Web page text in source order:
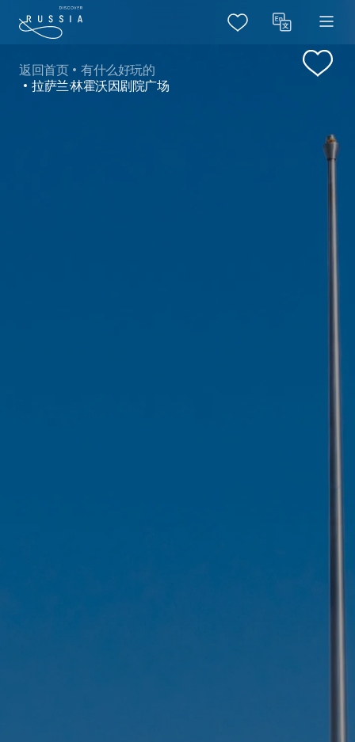
返回首页
有什么好玩的
拉萨兰·林霍沃因剧院广场